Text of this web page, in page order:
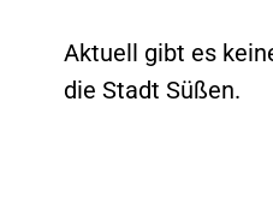
Aktuell gibt es
die Stadt Süßen.